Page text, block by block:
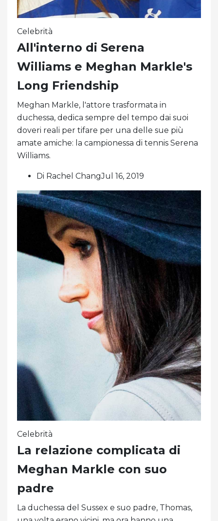
Celebrità
All'interno di Serena
Williams e Meghan Markle's
Long Friendship
Meghan Markle, l'attore trasformata in
duchessa, dedica sempre del tempo dai suoi
doveri reali per tifare per una delle sue più
amate amiche: la campionessa di tennis Serena
Williams.
Di Rachel ChangJul 16, 2019
Celebrità
La relazione complicata di
Meghan Markle con suo
padre
La duchessa del Sussex e suo padre, Thomas,